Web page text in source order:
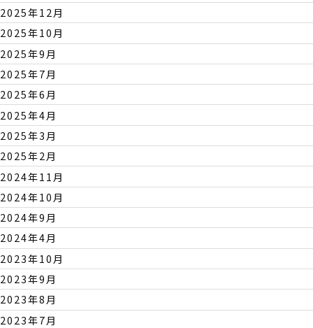
2025年12月
2025年10月
2025年9月
2025年7月
2025年6月
2025年4月
2025年3月
2025年2月
2024年11月
2024年10月
2024年9月
2024年4月
2023年10月
2023年9月
2023年8月
2023年7月